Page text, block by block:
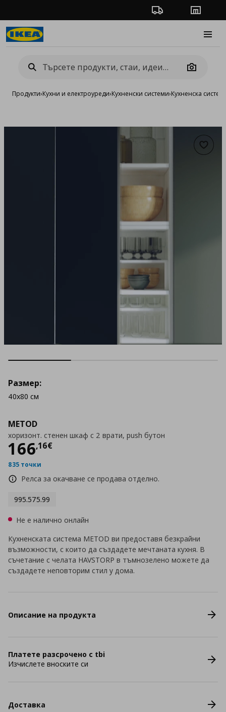
Проследяване на
Camera
Продукти›Кухни и електроуреди›Кухненски системи›Кухненска
METOD
хоризонт. стенен шкаф с 2 врати, push бутон
166,16€
Цена
835 точки
Релса за окачване се продава отделно.
995.575.99
Размер:
40x80 см
Не е налично онлайн
Кухненската система METOD ви предоставя безкрайни
възможности, с които да създадете мечтаната кухня. В
съчетание с челата HAVSTORP в тъмнозелено можете да
създадете неповторим стил у дома.
Описание на продукта
Платете разсрочено с tbi
Изчислете вноските си
Доставка